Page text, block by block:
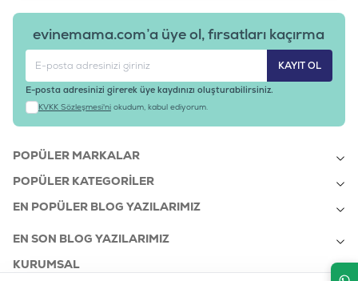
evinemama.com’a üye ol, fırsatları kaçırma
KAYIT OL
E-posta adresinizi girerek üye kaydınızı oluşturabilirsiniz.
KVKK Sözleşmesi'ni okudum, kabul ediyorum.
POPÜLER MARKALAR
POPÜLER KATEGORILER
EN POPÜLER BLOG YAZILARIMIZ
EN SON BLOG YAZILARIMIZ
KURUMSAL